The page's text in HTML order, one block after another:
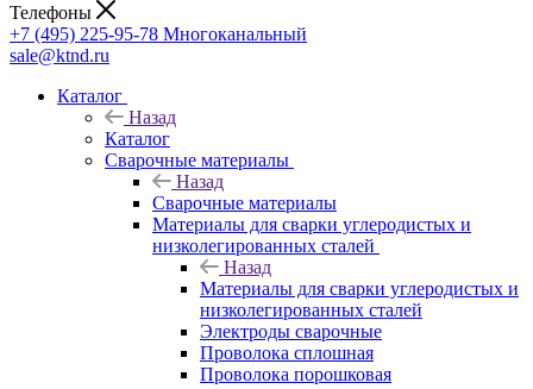
Телефоны
+7 (495) 225-95-78 Многоканальный
sale@ktnd.ru
Каталог
Назад
Каталог
Сварочные материалы
Назад
Сварочные материалы
Материалы для сварки углеродистых и
низколегированных сталей
Назад
Материалы для сварки углеродистых и
низколегированных сталей
Электроды сварочные
Проволока сплошная
Проволока порошковая